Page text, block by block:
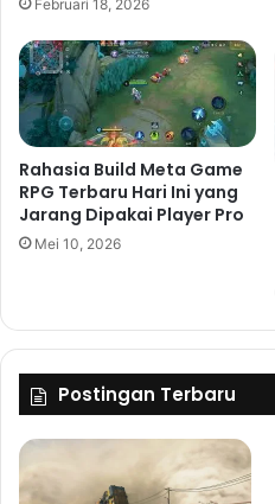
Februari 18, 2026
Rahasia Build Meta Game
RPG Terbaru Hari Ini yang
Jarang Dipakai Player Pro
Mei 10, 2026
Postingan Terbaru